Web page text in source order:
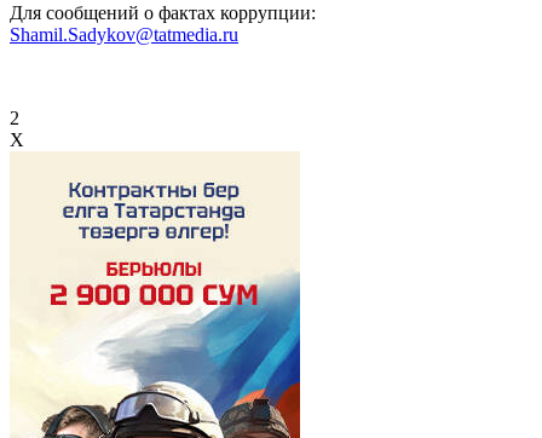
Для сообщений о фактах коррупции:
Shamil.Sadykov@tatmedia.ru
2
X